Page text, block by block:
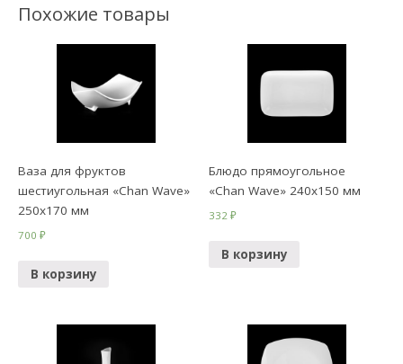
Похожие товары
Ваза для фруктов
шестиугольная «Chan Wave»
250х170 мм
700₽
В корзину
Блюдо прямоугольное
«Chan Wave» 240х150 мм
332₽
В корзину